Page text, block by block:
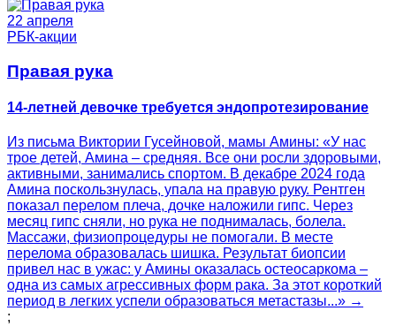
22 апреля
РБК-акции
Правая рука
14-летней девочке требуется эндопротезирование
Из письма Виктории Гусейновой, мамы Амины: «У нас
трое детей, Амина – средняя. Все они росли здоровыми,
активными, занимались спортом. В декабре 2024 года
Амина поскользнулась, упала на правую руку. Рентген
показал перелом плеча, дочке наложили гипс. Через
месяц гипс сняли, но рука не поднималась, болела.
Массажи, физиопроцедуры не помогали. В месте
перелома образовалась шишка. Результат биопсии
привел нас в ужас: у Амины оказалась остеосаркома –
одна из самых агрессивных форм рака. За этот короткий
период в легких успели образоваться метастазы...» →
;